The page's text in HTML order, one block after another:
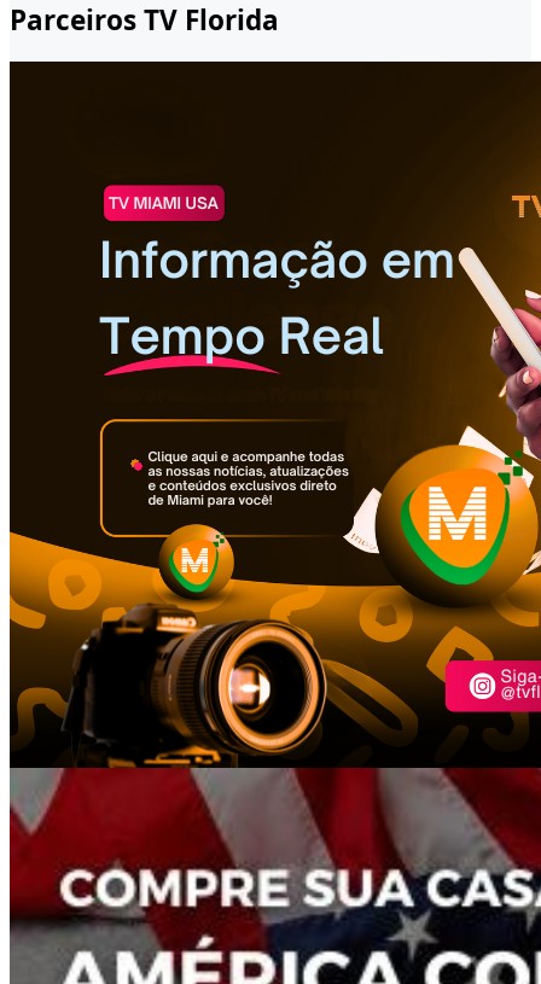
Parceiros TV Florida